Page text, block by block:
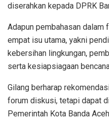
diserahkan kepada DPRK
Adapun pembahasan
empat isu utama, yakni
kebersihan lingkungan,
serta kesiapsiagaan
Gilang berharap
forum diskusi, tetapi dapat
Pemerintah Kota Banda